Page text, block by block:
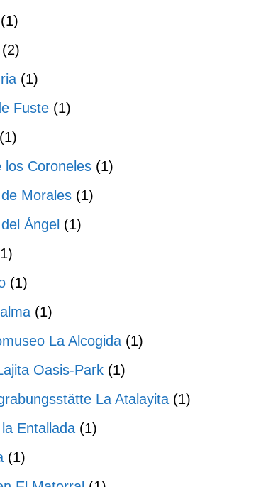
(1)
(2)
(1)
Fuste (1)
(1)
los Coroneles (1)
Morales (1)
Ángel (1)
(1)
(1)
La Alcogida (1)
Oasis-Park (1)
La Atalayita (1)
Entallada (1)
(1)